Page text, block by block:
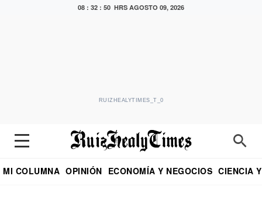
08 : 32 : 51 HRS AGOSTO 09, 2026
RUIZHEALYTIMES_T_0
MI COLUMNA OPINIÓN ECONOMÍA Y NEGOCIOS CIENCIA